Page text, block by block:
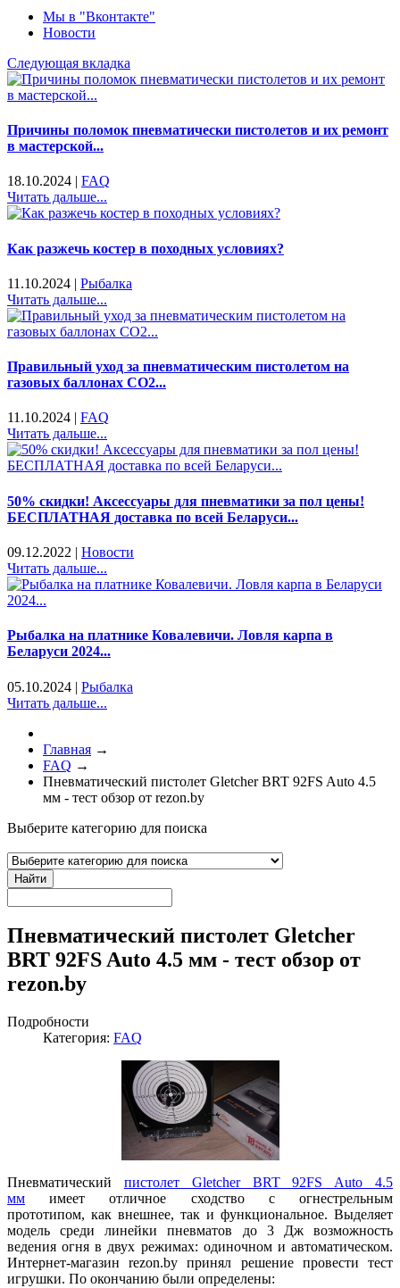
Мы в "Вконтакте"
Новости
Следующая вкладка
Причины поломок пневматически пистолетов и их ремонт
в мастерской...
18.10.2024 | FAQ
Читать дальше...
Как разжечь костер в походных условиях?
11.10.2024 | Рыбалка
Читать дальше...
Правильный уход за пневматическим пистолетом на
газовых баллонах CO2...
11.10.2024 | FAQ
Читать дальше...
50% скидки! Аксессуары для пневматики за пол цены!
БЕСПЛАТНАЯ доставка по всей Беларуси...
09.12.2022 | Новости
Читать дальше...
Рыбалка на платнике Ковалевичи. Ловля карпа в
Беларуси 2024...
05.10.2024 | Рыбалка
Читать дальше...
Главная →
FAQ →
Пневматический пистолет Gletcher BRT 92FS Auto 4.5
мм - тест обзор от rezon.by
Выберите категорию для поиска
Найти
Пневматический пистолет Gletcher
BRT 92FS Auto 4.5 мм - тест обзор от
rezon.by
Подробности
Категория: FAQ
Пневматический пистолет Gletcher BRT 92FS Auto 4.5
мм имеет отличное сходство с огнестрельным
прототипом, как внешнее, так и функциональное. Выделяет
модель среди линейки пневматов до 3 Дж возможность
ведения огня в двух режимах: одиночном и автоматическом.
Интернет-магазин rezon.by принял решение провести тест
игрушки. По окончанию были определены: